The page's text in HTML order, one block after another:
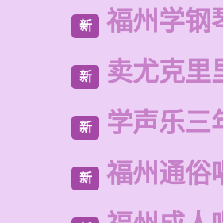
新 福州学钢
新 卖尤克里
新 学声乐三
新 福州通俗